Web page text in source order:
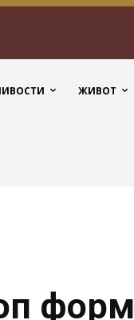
ЖИВОТ